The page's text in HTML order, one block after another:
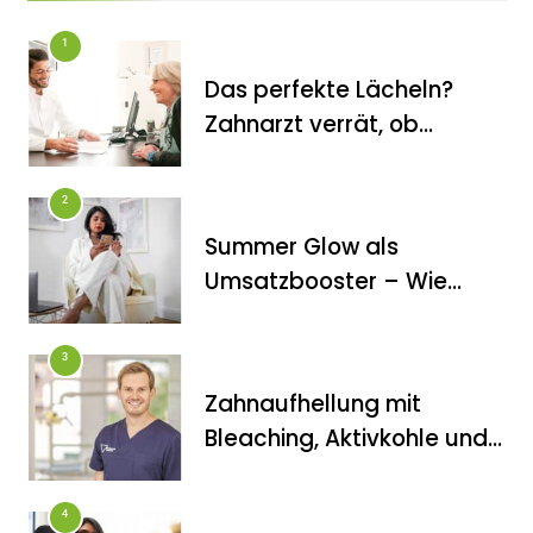
1
Das perfekte Lächeln?
Zahnarzt verrät, ob
2
Summer Glow als
Umsatzbooster – Wie
3
Zahnaufhellung mit
Bleaching, Aktivkohle und
4
FITNESS
Die perfekten Liegestütze